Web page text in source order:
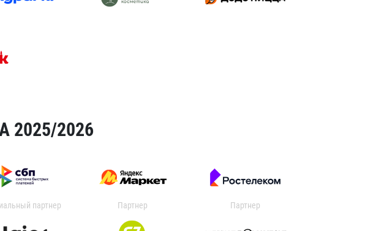
2026
партнер Партнер Партнер